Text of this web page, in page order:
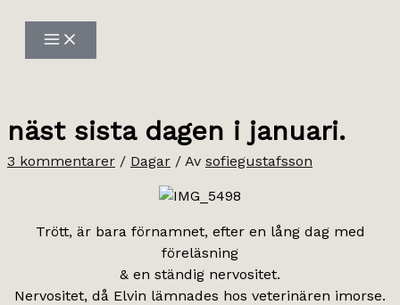
innehåll
näst sista dagen i januari.
3 kommentarer / Dagar / Av sofiegustafsson
Trött, är bara förnamnet, efter en lång dag med
föreläsning
& en ständig nervositet.
Nervositet, då Elvin lämnades hos veterinären imorse.